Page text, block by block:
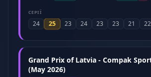
СЕРІЇ
24 25 23 24 23 23 21 22
Grand Prix of Latvia - Compak
(May 2026)